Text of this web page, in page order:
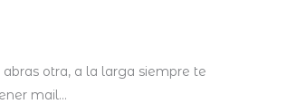
otra, a la larga siempre te
mail…